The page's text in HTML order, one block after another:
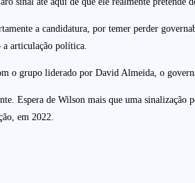
a candidatura, por temer perder
a articulação política.
o grupo liderado por David Almeida, o
Espera de Wilson mais que uma
em 2022.